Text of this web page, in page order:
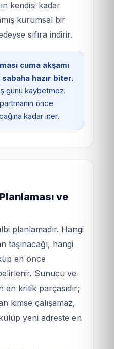
kendisi kadar
kurumsal bir
sıfıra indirir.
cuma akşamı
hazır biter.
günü kaybetmez.
önce
kadar iner.
ve
planlamadır. Hangi
taşınacağı, hangi
en önce
Sunucu ve
en kritik parçasıdır;
kimse çalışamaz,
yeni adreste en